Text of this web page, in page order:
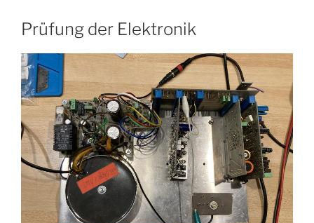
Prüfung der Elektronik